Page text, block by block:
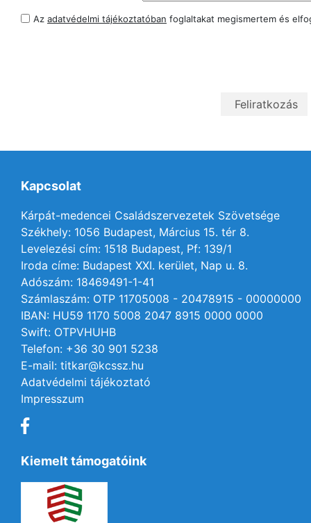
Az adatvédelmi tájékoztatóban foglaltakat megismertem és
Kapcsolat
Kárpát-medencei Családszervezetek Szövetsége
Székhely: 1056 Budapest, Március 15. tér 8.
Levelezési cím: 1518 Budapest, Pf: 139/1
Iroda címe: Budapest XXI. kerület, Nap u. 8.
Adószám: 18469491-1-41
Számlaszám: OTP 11705008 - 20478915 - 00000000
IBAN: HU59 1170 5008 2047 8915 0000 0000
Swift: OTPVHUHB
Telefon: +36 30 901 5238
E-mail: titkar@kcssz.hu
Adatvédelmi tájékoztató
Impresszum
Kiemelt támogatóink